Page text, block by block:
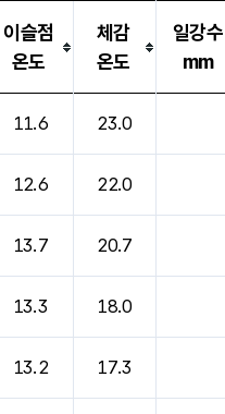
이슬점
온도
체감
온도
일강수
mm
11.6 23.0
12.6 22.0
13.7 20.7
13.3 18.0
13.2 17.3